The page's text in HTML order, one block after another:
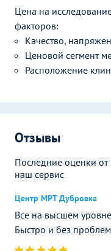
Цена на
факторов:
Качество,
Ценовой сегмент
Расположение
Отзывы
Последние оценки от
наш сервис
Центр МРТ Дубровка
Все на высшем
Быстро и без проблем